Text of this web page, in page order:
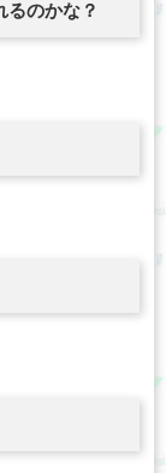
るのかな？